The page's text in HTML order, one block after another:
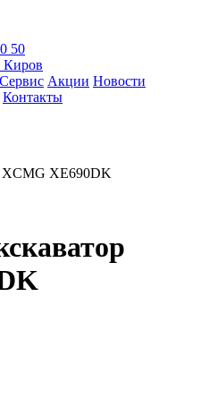
50
Киров
Сервис Акции Новости
Контакты
XCMG XE690DK